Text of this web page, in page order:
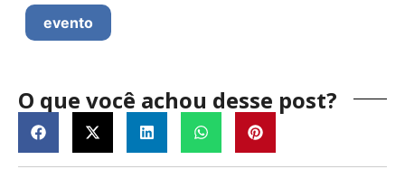
evento
O que você achou desse post?